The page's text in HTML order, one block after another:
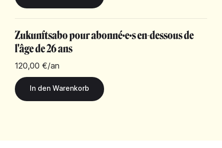
Zukunftsabo pour abonné·e·s en-dessous de
l'âge de 26 ans
120,00 €/an